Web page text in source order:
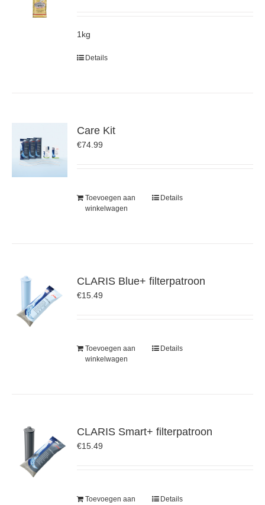
1kg
Details
Care Kit
€74.99
Toevoegen aan
winkelwagen
Details
CLARIS Blue+ filterpatroon
€15.49
Toevoegen aan
winkelwagen
Details
CLARIS Smart+ filterpatroon
€15.49
Toevoegen aan
Details